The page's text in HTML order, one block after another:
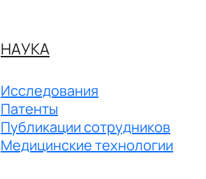
НАУКА
Исследования
Патенты
Публикации сотрудников
Медицинские технологии